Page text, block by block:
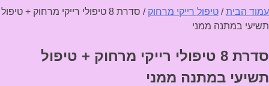
עמוד הבית/ טיפול רייקי מרחוק
/ סדרת 8 טיפולי רייקי מרחוק + טיפול
תשיעי במתנה ממני
סדרת 8 טיפולי רייקי מרחוק + טיפול
תשיעי במתנה ממני